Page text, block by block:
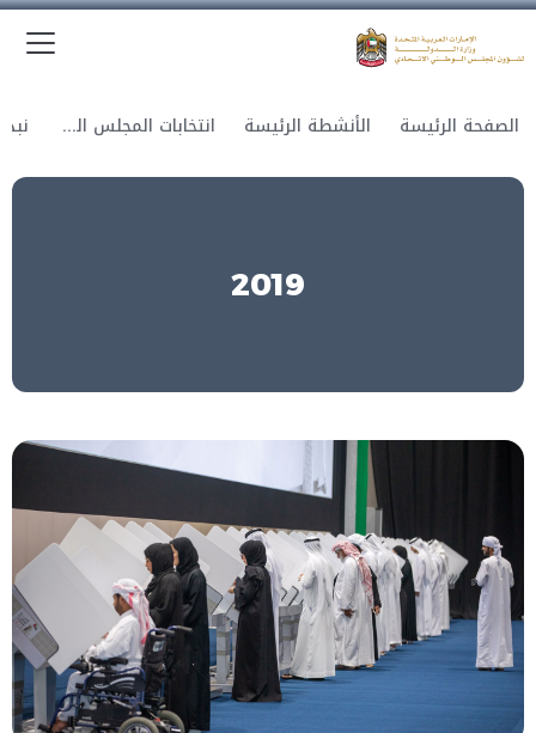
الصفحة الرئيسة الأنشطة الرئيسة انتخابات المجلس الوطني الاتحادي
2019